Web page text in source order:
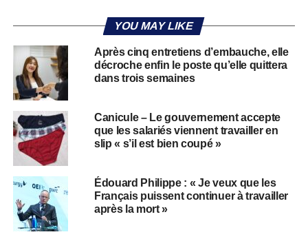
YOU MAY LIKE
Après cinq entretiens d’embauche, elle
décroche enfin le poste qu’elle quittera
dans trois semaines
Canicule – Le gouvernement accepte
que les salariés viennent travailler en
slip « s’il est bien coupé »
Édouard Philippe : « Je veux que les
Français puissent continuer à travailler
après la mort »